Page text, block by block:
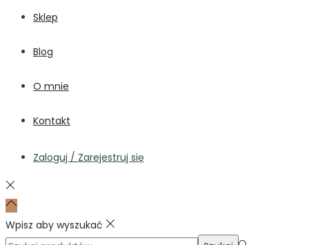
Sklep
Blog
O mnie
Kontakt
Zaloguj / Zarejestruj się
Wpisz aby wyszukać